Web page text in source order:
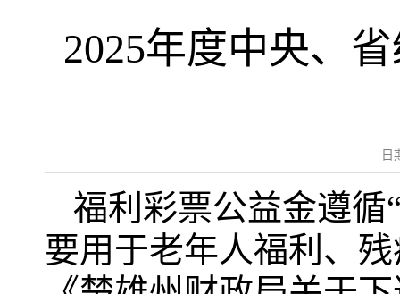
2025年度中央、
日
福利彩票公益金遵循
要用于老年人福利、